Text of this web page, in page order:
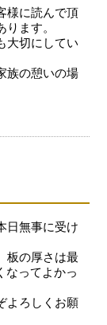
様に読んで頂
ます。
大切にしてい
族の憩いの場
日無事に受け
板の厚さは最
なってよかっ
よろしくお願